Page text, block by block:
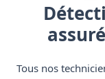
Tous nos